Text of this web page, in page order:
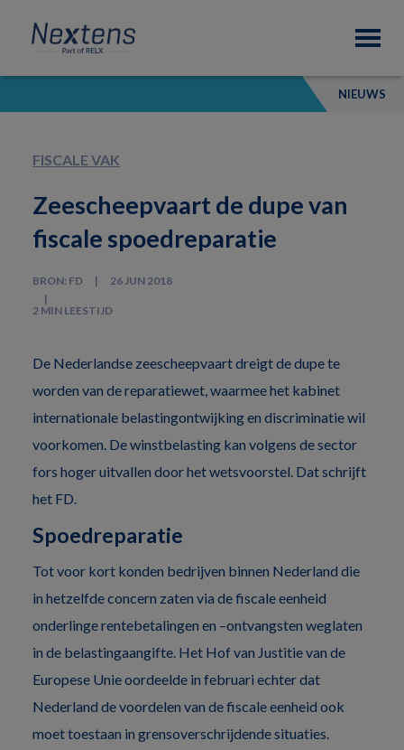
primary
navigation
content
footer
Nextens
Fiscaal
partner
van
NIEUWS
FISCALE VAK
Zeescheepvaart de dupe van
fiscale spoedreparatie
BRON: FD 26 JUN 2018
2 MIN LEESTIJD
De Nederlandse zeescheepvaart dreigt de dupe te
worden van de reparatiewet, waarmee het kabinet
internationale belastingontwijking en discriminatie wil
voorkomen. De winstbelasting kan volgens de sector
fors hoger uitvallen door het wetsvoorstel. Dat schrijft
het FD.
Spoedreparatie
Tot voor kort konden bedrijven binnen Nederland die
in hetzelfde concern zaten via de fiscale eenheid
onderlinge rentebetalingen en –ontvangsten weglaten
in de belastingaangifte. Het Hof van Justitie van de
Europese Unie oordeelde in februari echter dat
Nederland de voordelen van de fiscale eenheid ook
moet toestaan in grensoverschrijdende situaties.